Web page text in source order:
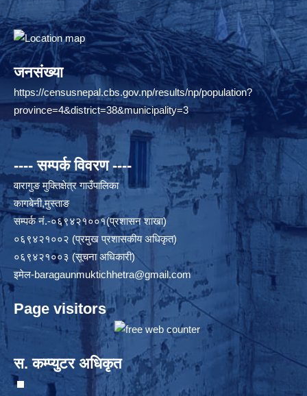
जनसंख्या
https://censusnepal.cbs.gov.np/results/np/population?
province=4&district=38&municipality=3
---- सम्पर्क विवरण ----
वारागुङ मुक्तिक्षेत्र गाउँपालिका
कागबेनी,मुस्ताङ
सम्पर्क नं.-०६९४२१००१(प्रशासन शाखा)
०६९४२१००२ (प्रमुख प्रशासकीय अधिकृत)
०६९४२१००३ (सूचना अधिकारी)
इमेल-baragaunmuktichhetra@gmail.com
Page visitors
स. कम्प्युटर अधिकृत